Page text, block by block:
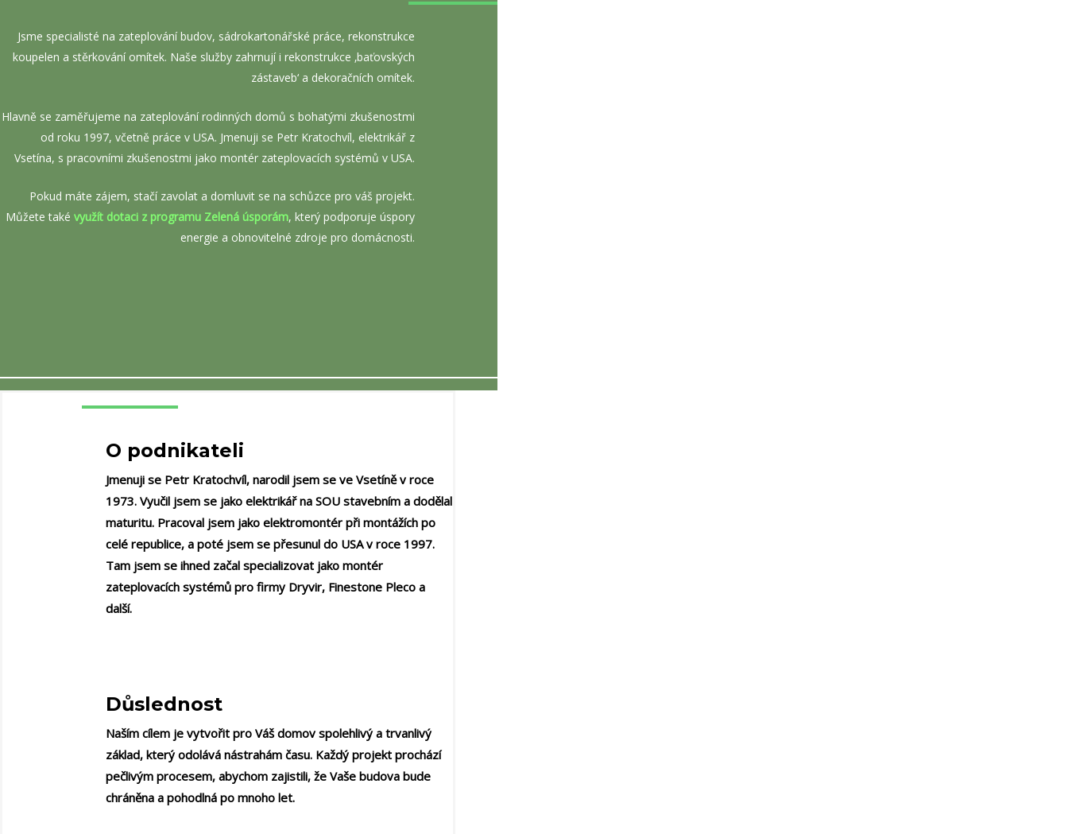
Jsme specialisté na zateplování budov, sádrokartonářské práce, rekonstrukce
koupelen a stěrkování omítek. Naše služby zahrnují i rekonstrukce ‚baťovských
zástaveb‘ a dekoračních omítek.
Hlavně se zaměřujeme na zateplování rodinných domů s bohatými zkušenostmi
od roku 1997, včetně práce v USA. Jmenuji se Petr Kratochvíl, elektrikář z
Vsetína, s pracovními zkušenostmi jako montér zateplovacích systémů v USA.
Pokud máte zájem, stačí zavolat a domluvit se na schůzce pro váš projekt.
Můžete také využít dotaci z programu Zelená úsporám, který podporuje úspory
energie a obnovitelné zdroje pro domácnosti.
O podnikateli
Jmenuji se Petr Kratochvíl, narodil jsem se ve Vsetíně v roce
1973. Vyučil jsem se jako elektrikář na SOU stavebním a dodělal
maturitu. Pracoval jsem jako elektromontér při montážích po
celé republice, a poté jsem se přesunul do USA v roce 1997.
Tam jsem se ihned začal specializovat jako montér
zateplovacích systémů pro firmy Dryvir, Finestone Pleco a
další.
Důslednost
Naším cílem je vytvořit pro Váš domov spolehlivý a trvanlivý
základ, který odolává nástrahám času. Každý projekt prochází
pečlivým procesem, abychom zajistili, že Vaše budova bude
chráněna a pohodlná po mnoho let.